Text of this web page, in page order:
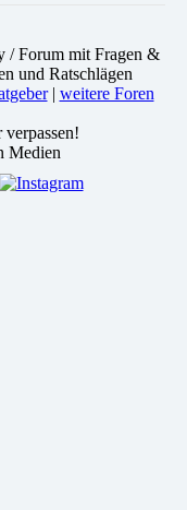
/ Forum mit Fragen &
und Ratschlägen
| weitere Foren
Medien